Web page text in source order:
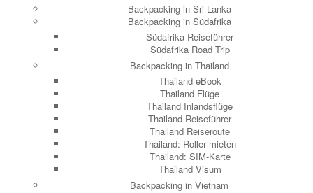
Backpacking in Sri Lanka
Backpacking in Südafrika
Südafrika Reiseführer
Südafrika Road Trip
Backpacking in Thailand
Thailand eBook
Thailand Flüge
Thailand Inlandsflüge
Thailand Reiseführer
Thailand Reiseroute
Thailand: Roller mieten
Thailand: SIM-Karte
Thailand Visum
Backpacking in Vietnam